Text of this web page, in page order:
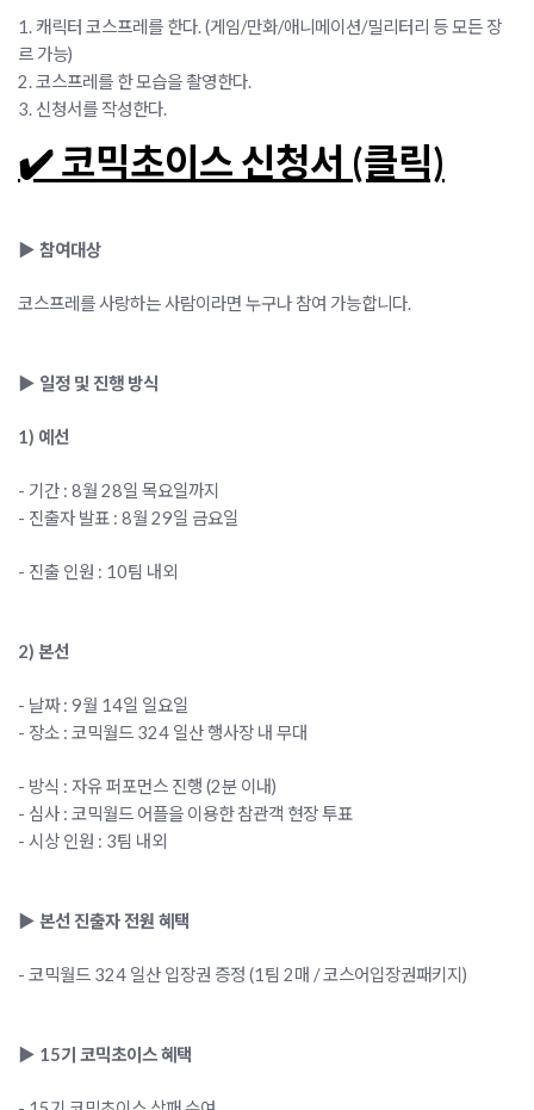
1. 캐릭터 코스프레를 한다. (게임/만화/애니메이션/밀리터리 등 모든 장
르 가능)
2. 코스프레를 한 모습을 촬영한다.
3. 신청서를 작성한다.
✔️ 코믹초이스 신청서 (클릭)
▶ 참여대상
코스프레를 사랑하는 사람이라면 누구나 참여 가능합니다.
▶ 일정 및 진행 방식
1) 예선
- 기간 : 8월 28일 목요일까지
- 진출자 발표 : 8월 29일 금요일
- 진출 인원 : 10팀 내외
2) 본선
- 날짜 : 9월 14일 일요일
- 장소 : 코믹월드 324 일산 행사장 내 무대
- 방식 : 자유 퍼포먼스 진행 (2분 이내)
- 심사 : 코믹월드 어플을 이용한 참관객 현장 투표
- 시상 인원 : 3팀 내외
▶ 본선 진출자 전원 혜택
- 코믹월드 324 일산 입장권 증정 (1팀 2매 / 코스어입장권패키지)
▶ 15기 코믹초이스 혜택